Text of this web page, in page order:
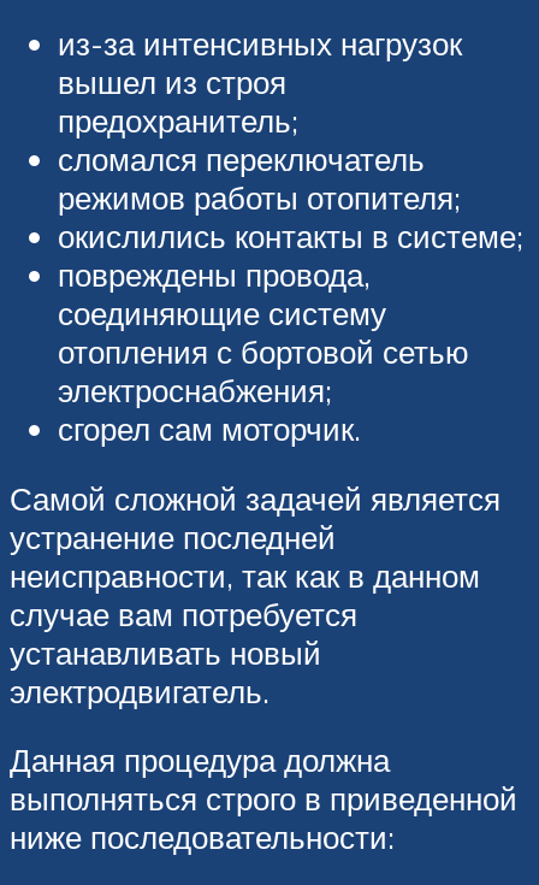
из-за интенсивных нагрузок
вышел из строя
предохранитель;
сломался переключатель
режимов работы отопителя;
окислились контакты в системе;
повреждены провода,
соединяющие систему
отопления с бортовой сетью
электроснабжения;
сгорел сам моторчик.
Самой сложной задачей является
устранение последней
неисправности, так как в данном
случае вам потребуется
устанавливать новый
электродвигатель.
Данная процедура должна
выполняться строго в приведенной
ниже последовательности: